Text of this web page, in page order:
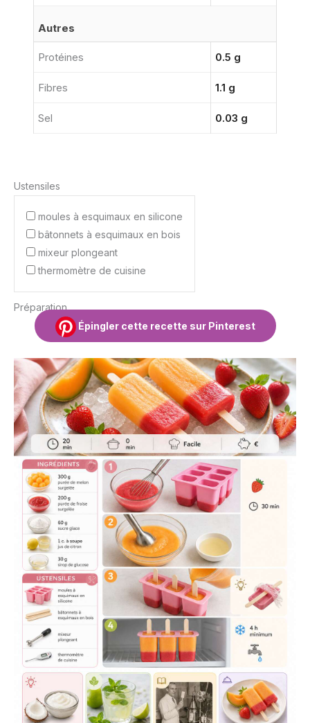
Autres
Protéines 0.5 g
Fibres 1.1 g
Sel 0.03 g
Ustensiles
moules à esquimaux en silicone
bâtonnets à esquimaux en bois
mixeur plongeant
thermomètre de cuisine
Préparation
Épingler cette recette sur Pinterest